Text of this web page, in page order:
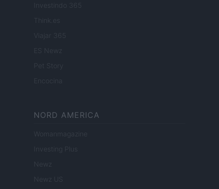
Investindo 365
Think.es
Viajar 365
ES Newz
Encocina
NORD AMERICA
Womanmagazine
Investing Plus
Newz
Newz US